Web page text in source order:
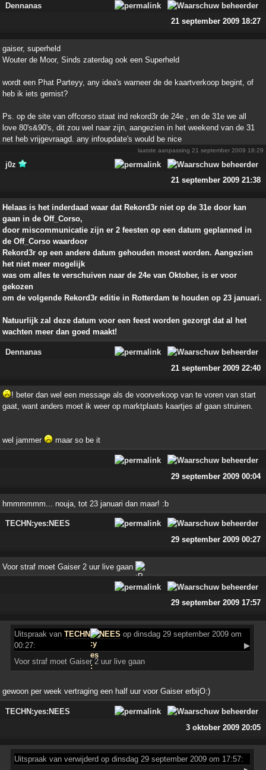
Dennanas
21 september 2009 18:27
gaiser, superheld
Wouter de Moor, Sinds zaterdag ook een Superheld
wordt een Phat Parteyy, any idea's warneer de de kaartverkoop begint, of
heb ik iets gemist?
Ps. op de site van offcorso staat ind rekord3r de 24e , en de 31e we all
love 80's&90's, dit zou wel naar zijn, aangezien in het weekend van de 31
net heb vrijgevraagd. any infoupdate's would be nice
laatste aanpassing 21 september 2009 18:29
j0z
21 september 2009 21:38
Helaas is het inderdaad waar dat Rekord3r niet op de 31e door kan
gaan in de Off_Corso,
door miscommunicatie zijn er 2 feesten op een datum geplanned in
de Off_Corso waardoor
Rekord3r op een andere datum gehouden moest worden. Aangezien
het niet meer mogelijk
was om alles te verschuiven naar de 24e van Oktober, is er voor
gekozen
om de volgende Rekord3r editie in Rotterdam te houden op 23 januari.
Natuurlijk zal deze datum voor een feest worden gezorgt dat al het
wachten meer dan goed maakt!
Dennanas
21 september 2009 22:40
! beter dan wel een message als de voorverkoop van te voren van start
gaat, want anders moet ik weer op marktplaats kaartjes af gaan struinen.
wel jammer maar so be it
29 september 2009 00:04
hmmmmmm... nouja, tot 23 januari dan maar! :b
TECHN:yes:NEES
29 september 2009 00:27
Voor straf moet Gaiser 2 uur live gaan
29 september 2009 17:57
Uitspraak vanTECHN NEES op dinsdag 29 september 2009 om
00:27:
▶
Voor straf moet Gaiser 2 uur live gaan
gewoon per week vertraging een half uur voor Gaiser erbijO:)
TECHN:yes:NEES
3 oktober 2009 20:05
Uitspraak van verwijderd op dinsdag 29 september 2009 om 17:57: